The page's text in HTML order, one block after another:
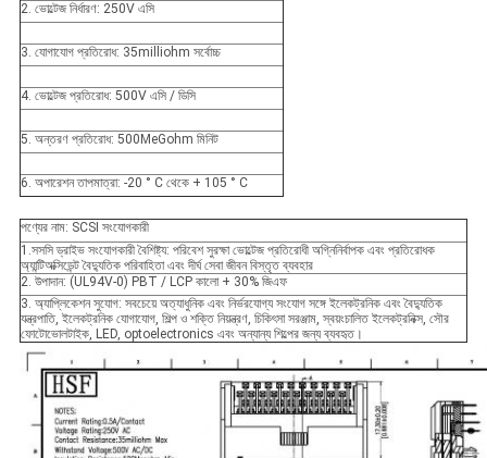
2. ভোল্টেজ নির্ধারণ: 250V এসি
3. যোগাযোগ প্রতিরোধ: 35milliohm সর্বোচ্চ
4. ভোল্টেজ প্রতিরোধ: 500V এসি / ডিসি
5. অন্তরণ প্রতিরোধ: 500MeGohm মিনিট
6. অপারেশন তাপমাত্রা: -20 ° C থেকে + 105 ° C
পণ্যের নাম: SCSI সংযোগকারী
1.সসসি ড্রাইভ সংযোগকারী বৈশিষ্ট্য: পরিবেশ সুরক্ষা ভোল্টেজ প্রতিরোধী অগ্নিনির্বাপক এবং প্রতিরোধক
অ্যান্টিঅক্সিডেন্ট বৈদ্যুতিক পরিবাহিতা এবং দীর্ঘ সেবা জীবন বিস্তৃত ব্যবহার
2. উপাদান: (UL94V-0) PBT / LCP কালো + 30% জিএফ
3. অ্যাপ্লিকেশন সুযোগ: সবচেয়ে অত্যাধুনিক এবং নির্ভরযোগ্য সংযোগ সঙ্গে ইলেকট্রনিক এবং বৈদ্যুতিক
যন্ত্রপাতি, ইলেকট্রনিক যোগাযোগ, শিল্প ও শক্তি নিয়ন্ত্রণ, চিকিৎসা সরঞ্জাম, স্বয়ংচালিত ইলেকট্রনিক্স, সৌর
ফোটোভোলটাইক, LED, optoelectronics এবং অন্যান্য শিল্পের জন্য ব্যবহৃত।